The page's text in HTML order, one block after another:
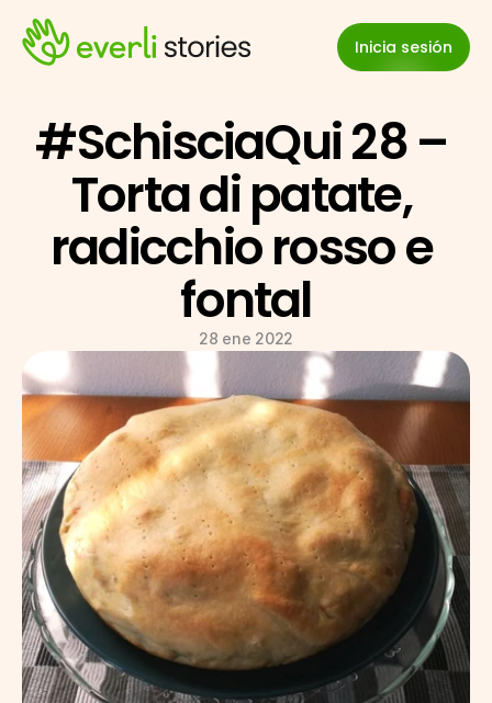
Inicia sesión
#SchisciaQui 28 –
Torta di patate,
radicchio rosso e
fontal
28 ene 2022